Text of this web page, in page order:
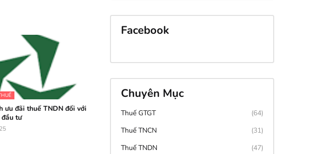
ưu đãi thuế TNDN đối với
đầu tư
Facebook
Chuyên Mục
Thuế GTGT
(64)
Thuế TNCN
(31)
Thuế TNDN
(47)